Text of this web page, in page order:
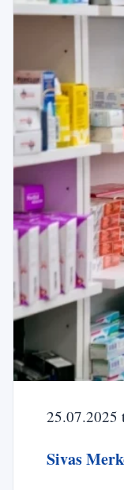
25.07.2025
Sivas